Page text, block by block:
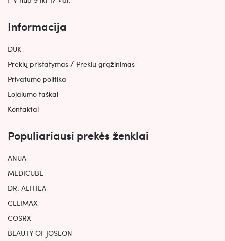
Informacija
DUK
Prekių pristatymas / Prekių grąžinimas
Privatumo politika
Lojalumo taškai
Kontaktai
Populiariausi prekės ženklai
ANUA
MEDICUBE
DR. ALTHEA
CELIMAX
COSRX
BEAUTY OF JOSEON